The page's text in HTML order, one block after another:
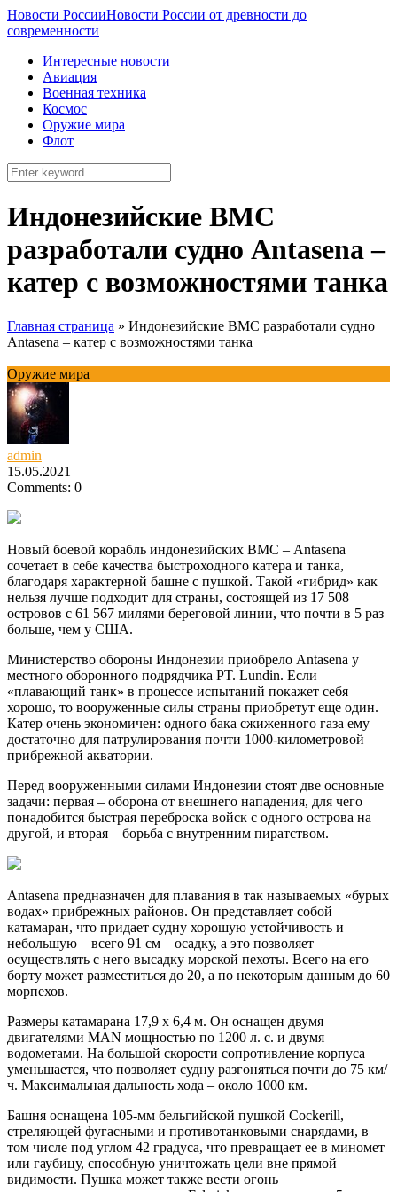
Новости РоссииНовости России от древности до
современности
Интересные новости
Авиация
Военная техника
Космос
Оружие мира
Флот
Индонезийские ВМС
разработали судно Antasena –
катер с возможностями танка
Главная страница » Индонезийские ВМС разработали судно
Antasena – катер с возможностями танка
Оружие мира
admin
15.05.2021
Comments: 0
Новый боевой корабль индонезийских ВМС – Antasena
сочетает в себе качества быстроходного катера и танка,
благодаря характерной башне с пушкой. Такой «гибрид» как
нельзя лучше подходит для страны, состоящей из 17 508
островов с 61 567 милями береговой линии, что почти в 5 раз
больше, чем у США.
Министерство обороны Индонезии приобрело Antasena у
местного оборонного подрядчика PT. Lundin. Если
«плавающий танк» в процессе испытаний покажет себя
хорошо, то вооруженные силы страны приобретут еще один.
Катер очень экономичен: одного бака сжиженного газа ему
достаточно для патрулирования почти 1000-километровой
прибрежной акватории.
Перед вооруженными силами Индонезии стоят две основные
задачи: первая – оборона от внешнего нападения, для чего
понадобится быстрая переброска войск с одного острова на
другой, и вторая – борьба с внутренним пиратством.
Antasena предназначен для плавания в так называемых «бурых
водах» прибрежных районов. Он представляет собой
катамаран, что придает судну хорошую устойчивость и
небольшую – всего 91 см – осадку, а это позволяет
осуществлять с него высадку морской пехоты. Всего на его
борту может разместиться до 20, а по некоторым данным до 60
морпехов.
Размеры катамарана 17,9 х 6,4 м. Он оснащен двумя
двигателями MAN мощностью по 1200 л. с. и двумя
водометами. На большой скорости сопротивление корпуса
уменьшается, что позволяет судну разгоняться почти до 75 км/
ч. Максимальная дальность хода – около 1000 км.
Башня оснащена 105-мм бельгийской пушкой Cockerill,
стреляющей фугасными и противотанковыми снарядами, в
том числе под углом 42 градуса, что превращает ее в миномет
или гаубицу, способную уничтожать цели вне прямой
видимости. Пушка может также вести огонь